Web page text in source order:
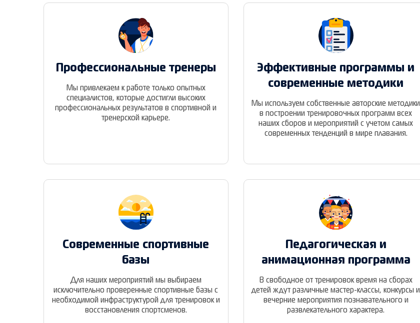
Профессиональные тренеры
Мы привлекаем к работе только опытных
специалистов, которые достигли высоких
профессиональных результатов в спортивной и
тренерской карьере.
Эффективные программы и
современные методики
Мы используем собственные авторские методики
в построении тренировочных программ всех
наших сборов и мероприятий с учетом самых
современных тенденций в мире плавания.
Современные спортивные
базы
Для наших мероприятий мы выбираем
исключительно проверенные спортивные базы с
необходимой инфраструктурой для тренировок и
восстановления спортсменов.
Педагогическая и
анимационная программа
В свободное от тренировок время на сборах
детей ждут различные мастер-классы, конкурсы и
вечерние мероприятия познавательного и
развлекательного характера.